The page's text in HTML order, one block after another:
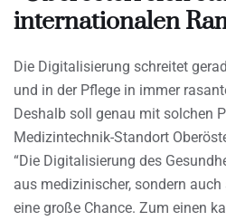
internationalen
Die Digitalisierung schreitet
und in der Pflege in immer
Deshalb soll genau mit solchen
Medizintechnik-Standort
“Die Digitalisierung des
aus medizinischer, sondern
eine große Chance. Zum einen